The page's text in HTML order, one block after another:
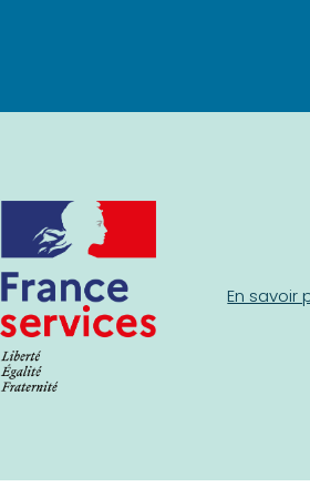
En savoir